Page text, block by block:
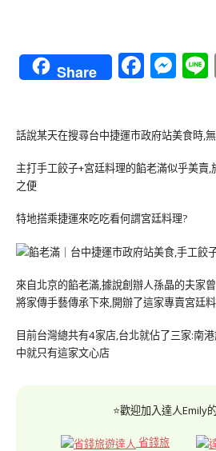
Share
話說某天在搜尋台中捷運市政府站美食時,
主打手工餃子+宮廷料理的餡老滿似乎美賣
之便
特地搭乘捷運來吃吃看何謂宮廷料理?
來自北京的餡老滿,據說創辦人孫晶的夫家
將家傳手藝傳承下來,開辦了這家專賣宮廷
目前台灣總共有4家店,台北就佔了三家:南
中就只有這家文心店
⭐歡迎加入達人Emily
省錢旅